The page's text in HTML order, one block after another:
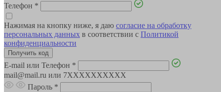
Телефон *
Нажимая на кнопку ниже, я даю согласие на обработку
персональных данных в соответствии с Политикой
конфиденциальности
E-mail или Телефон *
mail@mail.ru или 7XXXXXXXXXX
Пароль *